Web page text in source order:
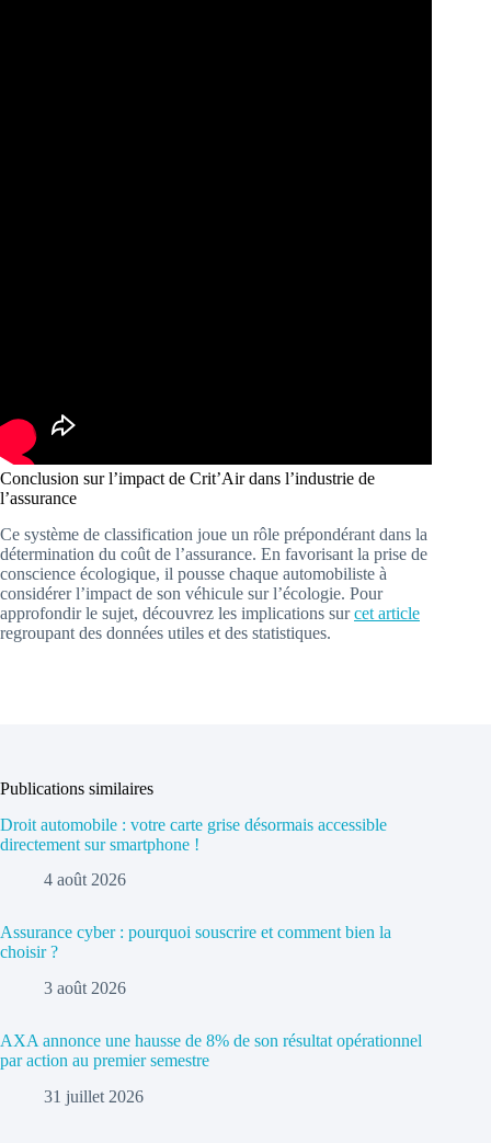
Conclusion sur l’impact de Crit’Air dans l’industrie de
l’assurance
Ce système de classification joue un rôle prépondérant dans la
détermination du coût de l’assurance. En favorisant la prise de
conscience écologique, il pousse chaque automobiliste à
considérer l’impact de son véhicule sur l’écologie. Pour
approfondir le sujet, découvrez les implications surcet article
regroupant des données utiles et des statistiques.
Publications similaires
Droit automobile : votre carte grise désormais accessible
directement sur smartphone !
4 août 2026
Assurance cyber : pourquoi souscrire et comment bien la
choisir ?
3 août 2026
AXA annonce une hausse de 8% de son résultat opérationnel
par action au premier semestre
31 juillet 2026